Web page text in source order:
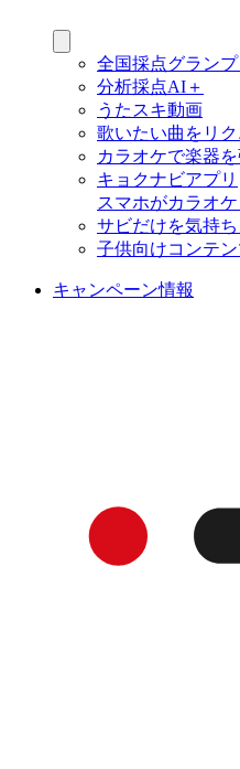
全国採点グランプ
分析採点AI＋
うたスキ動画
歌いたい曲をリク
カラオケで楽器を
キョクナビアプリ
スマホがカラオ
サビだけを気持ち
子供向けコンテン
キャンペーン情報